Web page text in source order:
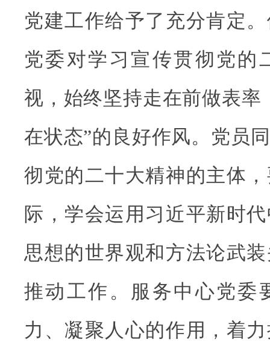
党建工作给予了充分肯定
党委对学习宣传贯彻党的
视，始终坚持走在前做表率
在状态”的良好作风。党员
彻党的二十大精神的主体
际，学会运用习近平新时
思想的世界观和方法论武
推动工作。服务中心党委
力、凝聚人心的作用，着